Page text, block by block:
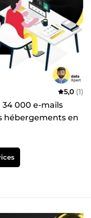
5,0 (1)
34 000 e-mails
hébergements en